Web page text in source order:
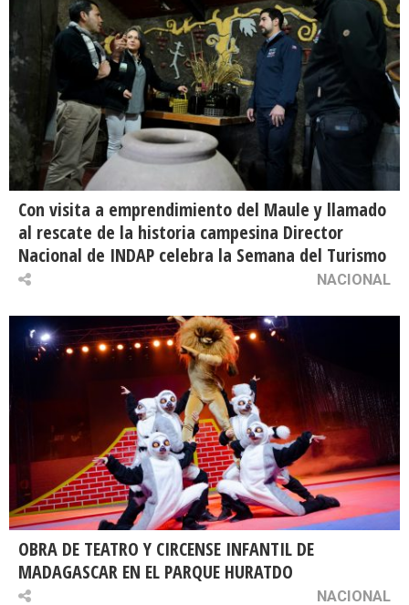
Con visita a emprendimiento del Maule y llamado
al rescate de la historia campesina Director
Nacional de INDAP celebra la Semana del Turismo
NACIONAL
OBRA DE TEATRO Y CIRCENSE INFANTIL DE
MADAGASCAR EN EL PARQUE HURATDO
NACIONAL